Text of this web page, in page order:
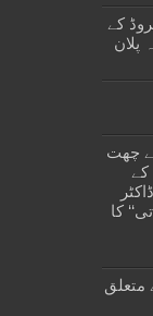
بجلی صارفین30کروڈ کے
پلان
چھت
کا
متعلق